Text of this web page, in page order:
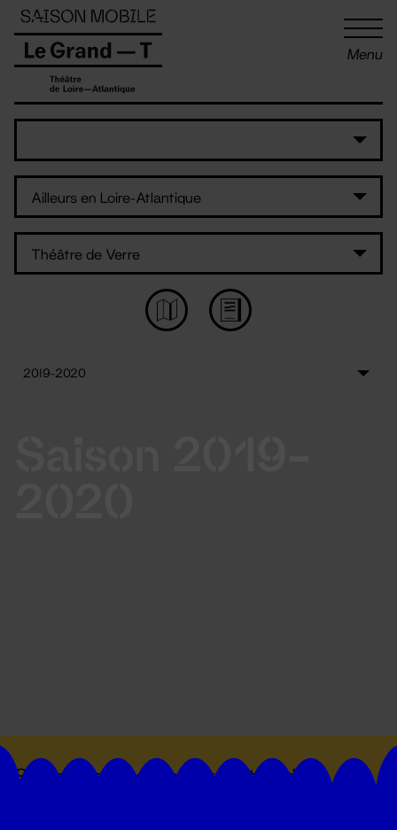
Menu
Suivez toutes les actualités du
Panneau de gestion des cookies